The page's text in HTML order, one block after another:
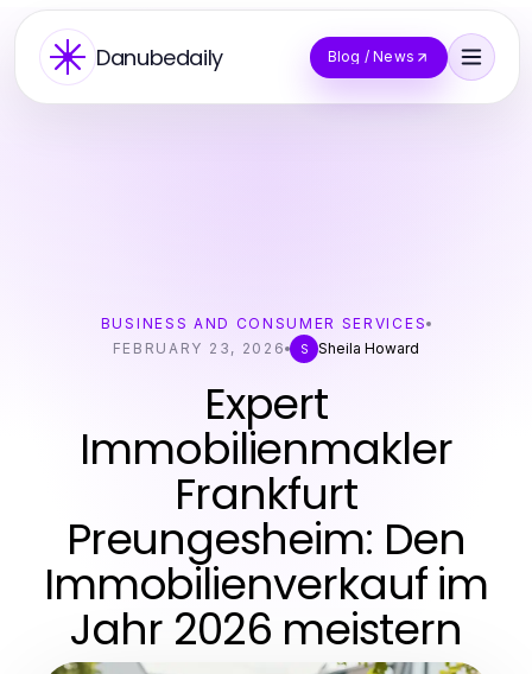
Danubedaily Blog / News
BUSINESS AND CONSUMER SERVICES
FEBRUARY 23, 2026
S Sheila Howard
Expert
Immobilienmakler
Frankfurt
Preungesheim: Den
Immobilienverkauf im
Jahr 2026 meistern